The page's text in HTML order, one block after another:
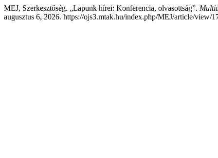
MEJ, Szerkesztőség. „Lapunk hírei: Konferencia, olvasottság”.
augusztus 6, 2026. https://ojs3.mtak.hu/index.php/MEJ/article/view/